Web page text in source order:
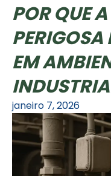
POR QUE
PERIGOSA
EM
janeiro 7, 2026